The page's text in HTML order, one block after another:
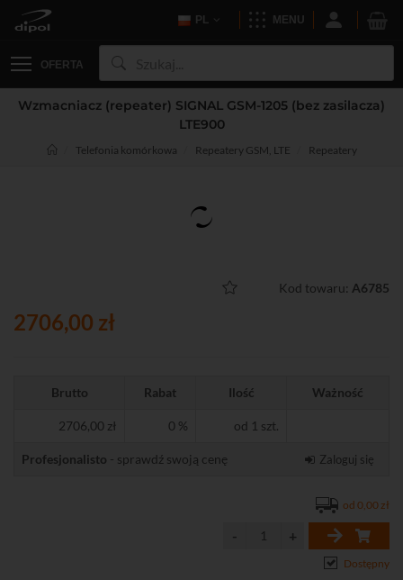
PL MENU
OFERTA
Wzmacniacz (repeater) SIGNAL GSM-1205 (bez zasilacza)
LTE900
Telefonia komórkowa Repeatery GSM, LTE Repeatery
Kod towaru: A6785
2706,00 zł
Brutto Rabat Ilość Ważność
2706,00 zł 0 % od 1 szt.
Profesjonalisto - sprawdź swoją cenę Zaloguj się
od 0,00 zł
Dostępny